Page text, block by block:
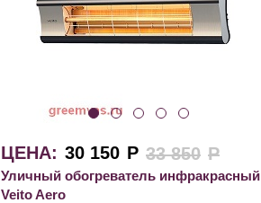
ЦЕНА: 30 150 Р 33 850 Р
Уличный обогреватель инфракрасный
Veito Aero